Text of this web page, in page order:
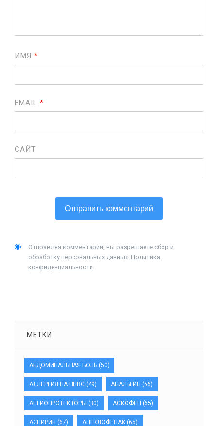
ИМЯ *
EMAIL *
САЙТ
Отправляя комментарий, вы разрешаете сбор и
обработку персональных данных. Политика
конфиденциальности.
МЕТКИ
АБДОМИНАЛЬНАЯ БОЛЬ (50)
АЛЛЕРГИЯ НА НПВС (49) АНАЛЬГИН (66)
АНГИОПРОТЕКТОРЫ (30) АСКОФЕН (65)
АСПИРИН (67) АЦЕКЛОФЕНАК (65)